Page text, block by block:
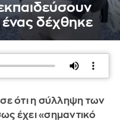
δέχθηκε
ότι η σύλληψη των
έχει «σημαντικό